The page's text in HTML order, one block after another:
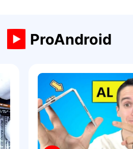
ProAndroid